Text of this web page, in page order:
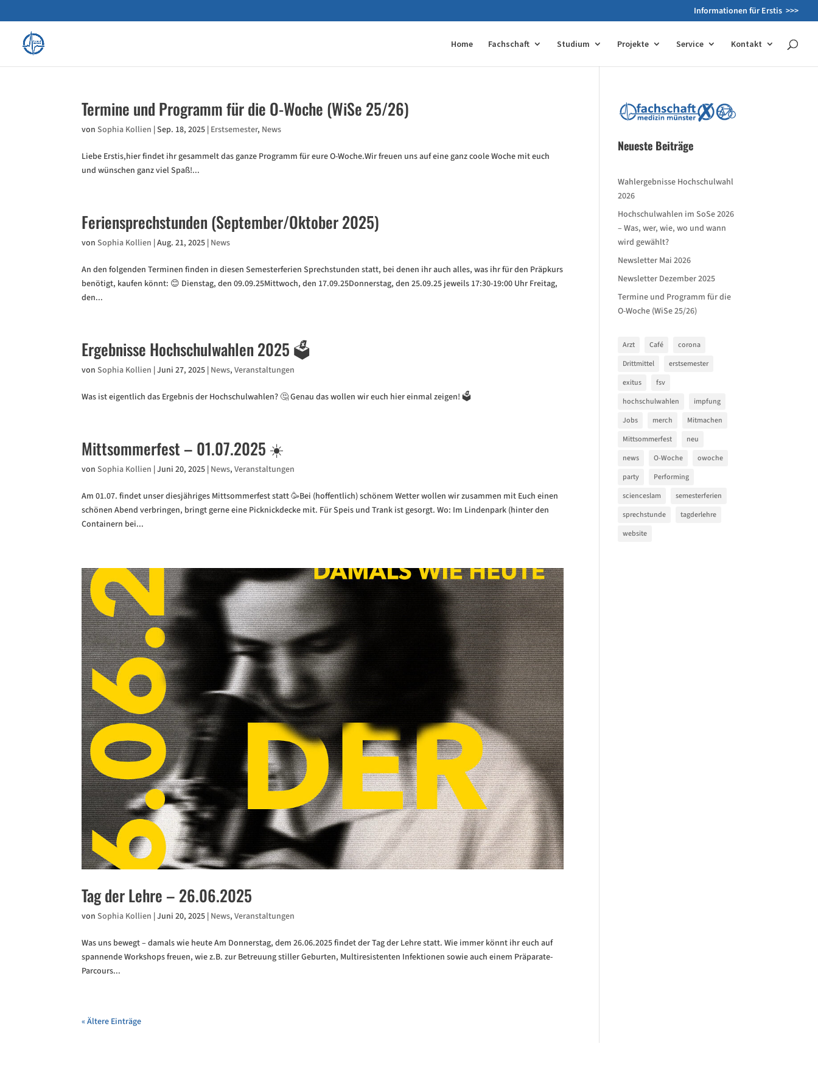
Informationen für Erstis >>>
Home Fachschaft Studium Projekte Service Kontakt
Termine und Programm für die O-Woche (WiSe 25/26)
vonSophia Kollien |Sep. 18, 2025 | Erstsemester, News
Liebe Erstis,hier findet ihr gesammelt das ganze Programm für eure O-Woche.Wir freuen uns auf eine ganz coole Woche mit euch
und wünschen ganz viel Spaß!...
Feriensprechstunden (September/Oktober 2025)
vonSophia Kollien |Aug. 21, 2025 | News
An den folgenden Terminen finden in diesen Semesterferien Sprechstunden statt, bei denen ihr auch alles, was ihr für den Präpkurs
benötigt, kaufen könnt: 😊 Dienstag, den 09.09.25Mittwoch, den 17.09.25Donnerstag, den 25.09.25 jeweils 17:30-19:00 Uhr Freitag,
den...
Ergebnisse Hochschulwahlen 2025 🗳️
vonSophia Kollien |Juni 27, 2025 | News,Veranstaltungen
Was ist eigentlich das Ergebnis der Hochschulwahlen? 🤔 Genau das wollen wir euch hier einmal zeigen! 🗳️
Mittsommerfest – 01.07.2025 ☀️
vonSophia Kollien |Juni 20, 2025 | News,Veranstaltungen
Am 01.07. findet unser diesjähriges Mittsommerfest statt 🥳Bei (hoffentlich) schönem Wetter wollen wir zusammen mit Euch einen
schönen Abend verbringen, bringt gerne eine Picknickdecke mit. Für Speis und Trank ist gesorgt. Wo: Im Lindenpark (hinter den
Containern bei...
Tag der Lehre – 26.06.2025
vonSophia Kollien |Juni 20, 2025 | News,Veranstaltungen
Was uns bewegt – damals wie heute Am Donnerstag, dem 26.06.2025 findet der Tag der Lehre statt. Wie immer könnt ihr euch auf
spannende Workshops freuen, wie z.B. zur Betreuung stiller Geburten, Multiresistenten Infektionen sowie auch einem Präparate-
Parcours...
« Ältere Einträge
Neueste Beiträge
Wahlergebnisse Hochschulwahl
2026
Hochschulwahlen im SoSe 2026
– Was, wer, wie, wo und wann
wird gewählt?
Newsletter Mai 2026
Newsletter Dezember 2025
Termine und Programm für die
O-Woche (WiSe 25/26)
Arzt Café
corona
Drittmittel
erstsemester
exitus
fsv
hochschulwahlen
impfung
Jobs
merch
Mitmachen
Mittsommerfest
neu
news
O-Woche
owoche
party
Performing
scienceslam
semesterferien
sprechstunde
tagderlehre
website